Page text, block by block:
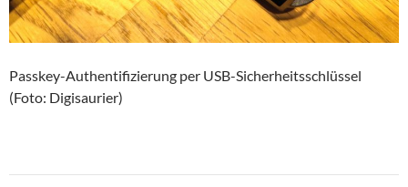
Passkey-Authentifizierung per USB-Sicherheitsschlüssel
(Foto: Digisaurier)